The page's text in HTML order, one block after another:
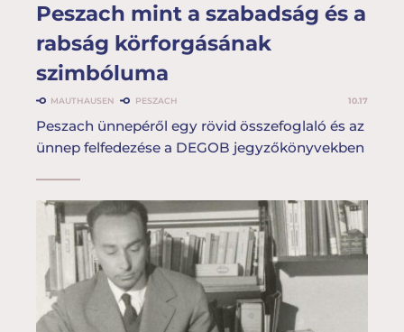
Peszach mint a szabadság és a
rabság körforgásának
szimbóluma
MAUTHAUSEN PESZACH 10.17
Peszach ünnepéről egy rövid összefoglaló és az
ünnep felfedezése a DEGOB jegyzőkönyvekben